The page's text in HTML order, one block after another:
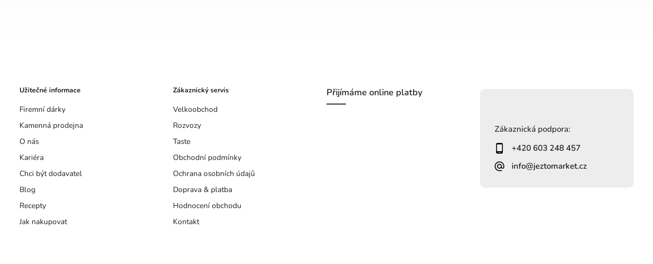
Zákaznická podpora:
+420 603 248 457
info@jeztomarket.cz
Užitečné informace
Firemní dárky
Kamenná prodejna
O nás
Kariéra
Chci být dodavatel
Blog
Recepty
Jak nakupovat
Zákaznický servis
Velkoobchod
Rozvozy
Taste
Obchodní podmínky
Ochrana osobních údajů
Doprava & platba
Hodnocení obchodu
Kontakt
Přijímáme online platby